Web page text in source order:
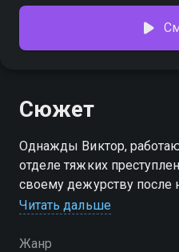
Сюжет
Однажды Виктор,
отделе тяжких
своему дежурству после
преступника. Вскоре он
берется за
Читать дальше
Жанр